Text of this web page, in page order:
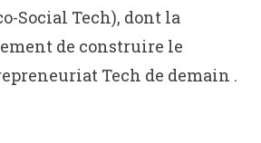
Social Tech), dont la
de construire le
Tech de demain .